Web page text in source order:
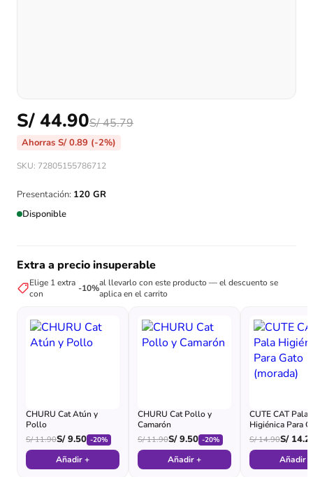
S/ 44.90S/45.79
Ahorras S/ 0.89 (-2%)
SKU: 72805155786712
Presentación: 120 GR
Disponible
Extra a precio insuperable
Elige 1 extra
con
-10%al llevarlo con este producto — el descuento se
aplica en el carrito
CHURU Cat Atún y
Pollo
S/11.90S/9.50 -20%
Añadir +
CHURU Cat Pollo y
Camarón
S/11.90S/9.50 -20%
Añadir +
CUTE CAT Pala
Higiénica Para
(morada)
S/14.90S/
Añadir +